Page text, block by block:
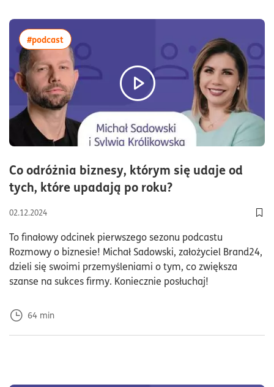
Co odróżnia biznesy, którym się udaje od
tych, które upadają po roku?czas
02.12.2024
To finałowy odcinek pierwszego sezonu podcastu
Rozmowy o biznesie! Michał Sadowski, założyciel Brand24,
dzieli się swoimi przemyśleniami o tym, co zwiększa
szanse na sukces firmy. Koniecznie posłuchaj!
64 min
#podcastwięcej artykułów z tagiem:#podcast